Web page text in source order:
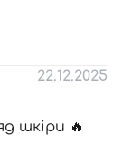
22.12.2025
шкіри 🔥